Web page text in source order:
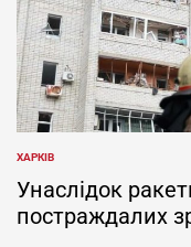
ОПУБЛІКУВАТИ
У
ХАРКІВ
Унаслідок
постраждалих